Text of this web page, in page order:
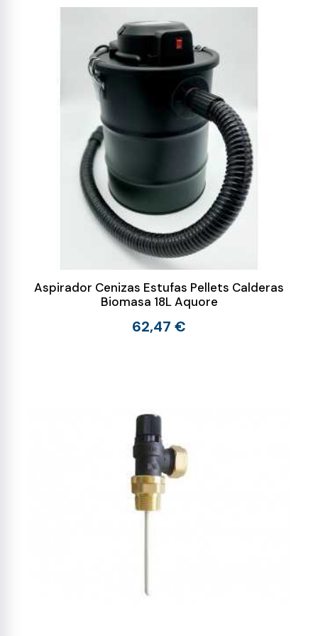
Aspirador Cenizas Estufas Pellets Calderas
Biomasa 18L Aquore
62,47 €